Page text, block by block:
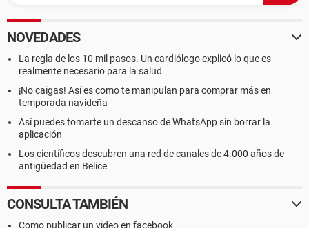
NOVEDADES
La regla de los 10 mil pasos. Un cardiólogo explicó lo que es
realmente necesario para la salud
¡No caigas! Así es como te manipulan para comprar más en
temporada navideña
Así puedes tomarte un descanso de WhatsApp sin borrar la
aplicación
Los científicos descubren una red de canales de 4.000 años de
antigüedad en Belice
CONSULTA TAMBIÉN
Como publicar un video en facebook